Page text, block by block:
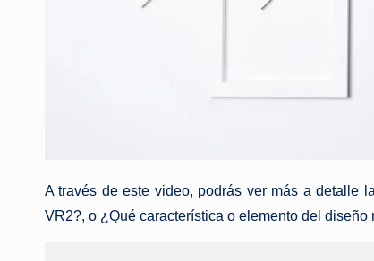
A través de este video, podrás ver más a detalle
VR2?, o ¿Qué característica o elemento del